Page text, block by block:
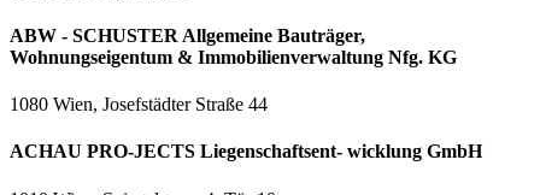
ABW - SCHUSTER Allgemeine Bauträger,
Wohnungseigentum & Immobilienverwaltung Nfg. KG
1080 Wien, Josefstädter Straße 44
ACHAU PRO-JECTS Liegenschaftsent- wicklung GmbH